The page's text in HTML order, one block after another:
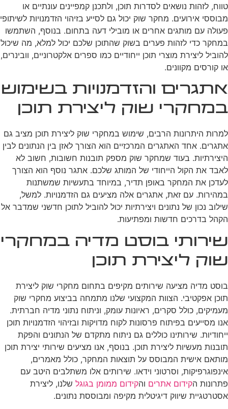
טווח, לזהות נושאים לסדרות תוכן, ולתכנן קמפיינים עונתיים או
מבוססי אירועים. מחקר שוק יכול גם לסייע בזיהוי הזדמנויות לשיתופי
פעולה עם מותגים אחרים או מובילי דעה בתחום. בנוסף, השתמשו
במחקר כדי לזהות פערים בשוק שהתוכן שלכם יכול למלא, מה שיכול
להוביל ליצירת מוצרי תוכן ייחודיים כמו ספרים אלקטרוניים, וובינרים,
או קורסים מקוונים.
אתגרים והזדמנויות בשימוש
במחקרי שוק ליצירת תוכן
למרות היתרונות הרבים, שימוש במחקרי שוק ליצירת תוכן מציב גם
אתגרים. אחד האתגרים המרכזיים הוא הצורך לאזן בין הנתונים לבין
היצירתיות. בעוד שמחקר שוק מספק תובנות חשובות, חשוב לא
לאבד את הקול הייחודי של המותג שלכם. אתגר נוסף הוא הצורך
לעדכן את המחקר באופן תדיר, במיוחד בתעשיות שמשתנות
במהירות. עם זאת, אתגרים אלה מציעים גם הזדמנויות. למשל,
שילוב נכון של נתונים ויצירתיות יכול להוביל לתוכן חדשני שמדבר אל
הקהל בדרכים חדשות ומפתיעות.
שירותי בוסט מדיה במחקרי
שוק ליצירת תוכן
בוסט מדיה מציעה שירותים מקיפים בתחום מחקרי שוק ליצירת
תוכן אפקטיבי. הצוות המקצועי שלנו מתמחה בביצוע מחקרי שוק
מעמיקים, כולל סקרים, ראיונות עומק, וניתוח נתוני מדיה חברתית.
אנו מסייעים בפיתוח פרסונות לקוח מדויקות ובזיהוי הזדמנויות תוכן
ייחודיות. שירותינו כוללים גם ניתוח מתקדם של הנתונים והפקת
תובנות מעשיות ליצירת תוכן. בנוסף, אנו מציעים שירותי יצירת תוכן
מותאם אישית המבוסס על תוצאות המחקר, כולל מאמרים,
אינפוגרפיקות, וסרטוני וידאו. שירותים אלו משתלבים היטב עם
פתרונות הקידום אתרים והקידום ממומן בגוגל שלנו, ליצירת
אסטרטגיית שיווק דיגיטלית מקיפה ומבוססת נתונים.